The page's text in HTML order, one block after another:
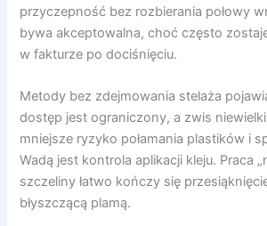
przyczepność bez rozbierania połowy
bywa akceptowalna, choć często
w fakturze po dociśnięciu.
Metody bez zdejmowania stelaża
dostęp jest ograniczony, a zwis
mniejsze ryzyko połamania plastików i
Wadą jest kontrola aplikacji kleju. Praca
szczeliny łatwo kończy się
błyszczącą plamą.